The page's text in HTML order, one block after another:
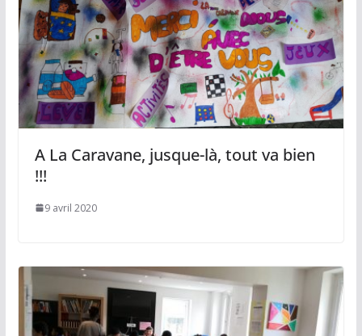
A La Caravane, jusque-là, tout va bien
!!!
9 avril 2020